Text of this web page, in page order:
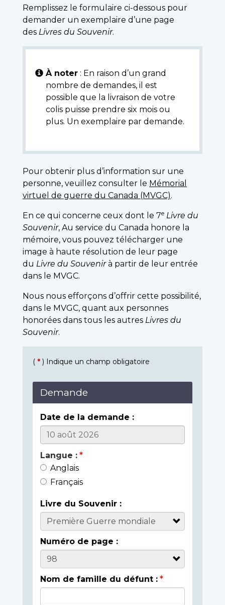
Remplissez le formulaire ci-dessous pour
demander un exemplaire d’une page
des Livres du Souvenir.
À noter : En raison d’un grand
nombre de demandes, il est
possible que la livraison de votre
colis puisse prendre six mois ou
plus. Un exemplaire par demande.
Pour obtenir plus d’information sur une
personne, veuillez consulter le Mémorial
virtuel de guerre du Canada (MVGC).
En ce qui concerne ceux dont le 7e Livre du
Souvenir, Au service du Canada honore la
mémoire, vous pouvez télécharger une
image à haute résolution de leur page
du Livre du Souvenirà partir de leur entrée
dans le MVGC.
Nous nous efforçons d’offrir cette possibilité,
dans le MVGC, quant aux personnes
honorées dans tous les autres Livres du
Souvenir.
( * ) Indique un champ obligatoire
Demande
Date de la demande :
Langue :
Anglais
Français
Livre du Souvenir :
Numéro de page :
Nom de famille du défunt :